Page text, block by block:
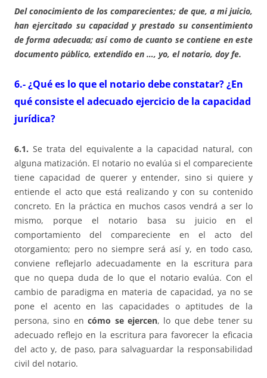
Del conocimiento de los comparecientes; de que, a mi juicio,
han ejercitado su capacidad y prestado su consentimiento
de forma adecuada; así como de cuanto se contiene en este
documento público, extendido en …, yo, el notario, doy fe.
6.- ¿Qué es lo que el notario debe constatar? ¿En
qué consiste el adecuado ejercicio de la capacidad
jurídica?
6.1. Se trata del equivalente a la capacidad natural, con
alguna matización. El notario no evalúa si el compareciente
tiene capacidad de querer y entender, sino si quiere y
entiende el acto que está realizando y con su contenido
concreto. En la práctica en muchos casos vendrá a ser lo
mismo, porque el notario basa su juicio en el
comportamiento del compareciente en el acto del
otorgamiento; pero no siempre será así y, en todo caso,
conviene reflejarlo adecuadamente en la escritura para
que no quepa duda de lo que el notario evalúa. Con el
cambio de paradigma en materia de capacidad, ya no se
pone el acento en las capacidades o aptitudes de la
persona, sino encómo se ejercen, lo que debe tener su
adecuado reflejo en la escritura para favorecer la eficacia
del acto y, de paso, para salvaguardar la responsabilidad
civil del notario.